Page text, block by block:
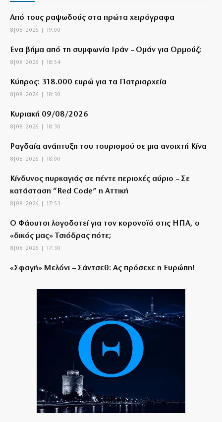
Από τους ραψωδούς στα πρώτα χειρόγραφα
8|08|2026 | 19:00
Ένα βήμα από τη συμφωνία Ιράν – Ομάν για Ορμούζ;
8|08|2026 | 18:54
Κύπρος: 318.000 ευρώ για τα Πατριαρχεία
8|08|2026 | 18:30
Κυριακή 09/08/2026
8|08|2026 | 18:30
Ραγδαία ανάπτυξη του τουρισμού σε μια ανοιχτή Κίνα
8|08|2026 | 18:00
Κίνδυνος πυρκαγιάς σε πέντε περιοχές αύριο – Σε
κατάσταση “Red Code” η Αττική
8|08|2026 | 17:53
Ο Φάουτσι λογοδοτεί για τον κορονοϊό στις ΗΠΑ, ο
«δικός μας» Τσιόδρας πότε;
8|08|2026 | 17:30
«Σφαγή» Μελόνι – Σάντσεθ: Ας πρόσεχε η Ευρώπη!
Πληθωρισμός: Σε κούρσα ανόδου οι τιμές σε κρέας,
8|08|2026 | 17:00
Μόλις 815 ευρώ η μέση σύνταξη
Κύκλωμα διακινούσε ναρκωτικά σε Αττική και
Πανεπιστημιούπολη (βίντεο)
8|08|2026 | 16:10